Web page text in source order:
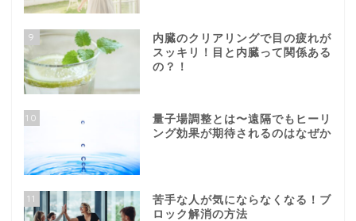
9
内臓のクリアリングで目の疲れが
スッキリ！目と内臓って関係ある
の？！
10
量子場調整とは〜遠隔でもヒーリ
ング効果が期待されるのはなぜか
11
苦手な人が気にならなくなる！ブ
ロック解消の方法